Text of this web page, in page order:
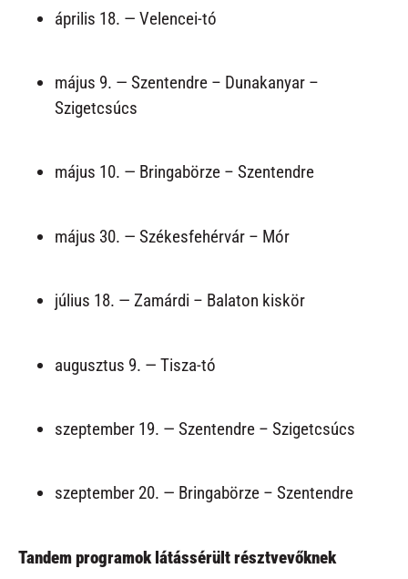
április 18. — Velencei-tó
május 9. — Szentendre – Dunakanyar –
Szigetcsúcs
május 10. — Bringabörze – Szentendre
május 30. — Székesfehérvár – Mór
július 18. — Zamárdi – Balaton kiskör
augusztus 9. — Tisza-tó
szeptember 19. — Szentendre – Szigetcsúcs
szeptember 20. — Bringabörze – Szentendre
Tandem programok látássérült résztvevőknek